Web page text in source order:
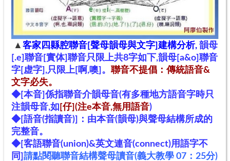
▲ 客家四縣腔聯音[聲母韻母與文字]建構分析, 韻母
[.e]聯音[ 實体] 聯音只限上共8字如下,韻母[a&o]聯音
字 虚字 ],只限上[ 啊,噢]。 聯音不提倡 ：傳統語音&
文字必失。
◆[本音]係指聯音介韻母音(有多種地方語音字時只
注韻母音,如 [仔](注e本音,無用語音)
◆[語音(指讀音)]：由本音(韻母)與聲母結構所成的
完整音。
◆[客語聯音(union)&英文連音(connect)用語字不
同] 請點閱聽聯音結構聲母讀音(義大教學 07：25分)